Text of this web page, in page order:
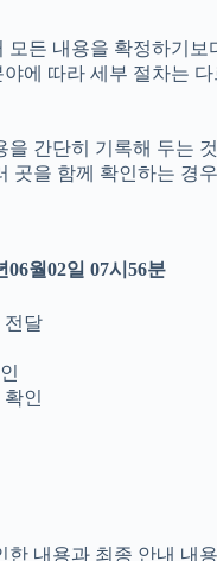
든 내용을 확정하기
에 따라 세부 절차는
간단히 기록해 두는
곳을 함께 확인하는 경
월02일 07시56분
전달
인
내용과 최종 안내 내